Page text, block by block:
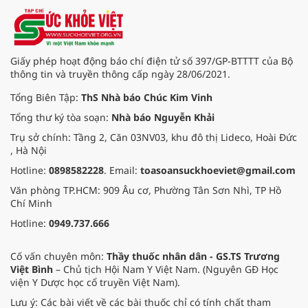
Giấy phép hoạt động báo chí điện tử số 397/GP-BTTTT của Bộ
thông tin và truyền thông cấp ngày 28/06/2021.
Tổng Biên Tập: ThS Nhà báo Chúc Kim Vinh
Tổng thư ký tòa soạn: Nhà báo Nguyễn Khải
Trụ sở chính: Tầng 2, Căn 03NV03, khu đô thị Lideco, Hoài Đức
, Hà Nội
Hotline: 0898582228. Email: toasoansuckhoeviet@gmail.com
Văn phòng TP.HCM: 909 Âu cơ, Phường Tân Sơn Nhì, TP Hồ
Chí Minh
Hotline: 0949.737.666
Cố vấn chuyên môn: Thầy thuốc nhân dân - GS.TS Trương
Việt Bình – Chủ tịch Hội Nam Y Việt Nam. (Nguyên GĐ Học
viện Y Dược học cổ truyền Việt Nam).
Lưu ý: Các bài viết về các bài thuốc chỉ có tính chất tham